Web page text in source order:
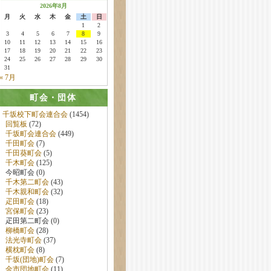
2026年8月
月
火 水 木 金 土
日
1
2
3
4 5 6 7 8
9
10
11 12 13 14 15
16
17
18 19 20 21 22
23
24
25 26 27 28 29
30
31
« 7月
町会・団体
千坂校下町会連合会(1454)
回覧板 (72)
千坂町会連合会(449)
千田町会(7)
千田葵町会(5)
千木町会(125)
今昭町会 (0)
千木第二町会(43)
千木親和町会(32)
疋田町会(18)
宮保町会(23)
疋田第二町会 (0)
柳橋町会(28)
法光寺町会(37)
横枕町会(8)
千坂(団地)町会(7)
金市団地町会(11)